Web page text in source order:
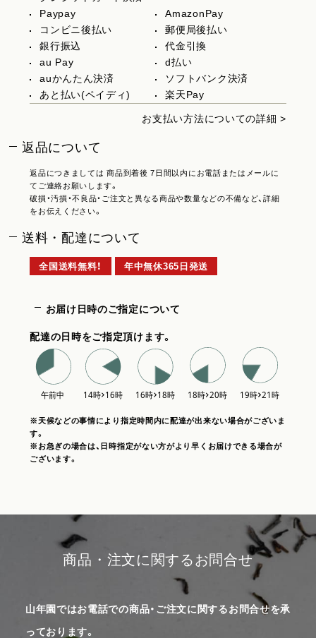
Paypay
AmazonPay
コンビニ後払い
郵便局後払い
銀行振込
代金引換
au Pay
d払い
auかんたん決済
ソフトバンク決済
あと払い(ペイディ)
楽天Pay
お支払い方法についての詳細 >
返品について
返品につきましては 商品到着後 7日間以内にお電話またはメールに
てご連絡お願いします。
破損・汚損・不良品・ご注文と異なる商品や数量などの不備など、詳細
をお伝えください。
送料・配達について
全国送料無料！ 年中無休365日発送
お届け日時のご指定について
配達の日時をご指定頂けます。
※天候などの事情により指定時間内に配達が出来ない場合がございま
す。
※お急ぎの場合は、日時指定がない方がより早くお届けできる場合が
ございます。
商品・注文に関するお問合せ
山年園ではお電話での商品・ご注文に関するお問合せを承
っております。